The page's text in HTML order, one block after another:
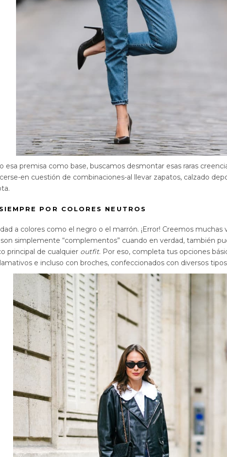
esa premisa como base, buscamos desmontar esas raras
en cuestión de combinaciones-al llevar zapatos, calzado
POR COLORES NEUTROS
a colores como el negro o el marrón. ¡Error! Creemos muchas
simplemente “complementos” cuando en verdad, también
principal de cualquier outfit. Por eso, completa tus opciones
e incluso con broches, confeccionados con diversos